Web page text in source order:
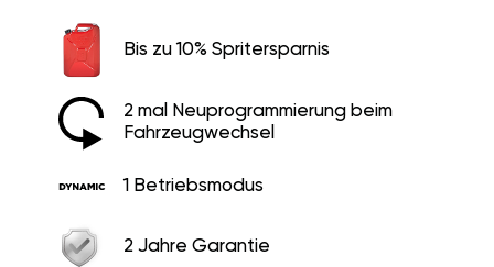
Bis zu 10% Spritersparnis
2 mal Neuprogrammierung beim
Fahrzeugwechsel
1 Betriebsmodus
2 Jahre Garantie